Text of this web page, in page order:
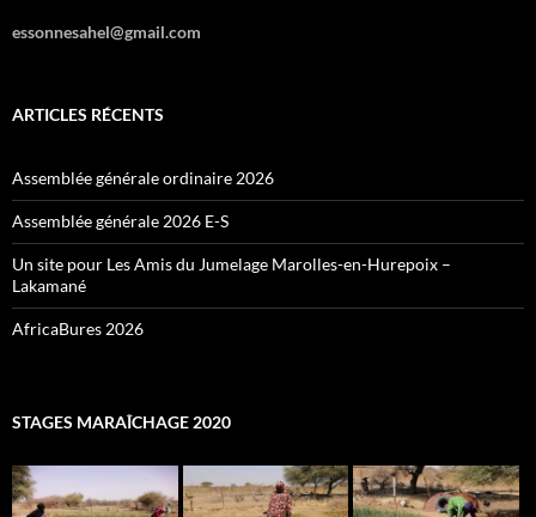
essonnesahel@gmail.com
ARTICLES RÉCENTS
Assemblée générale ordinaire 2026
Assemblée générale 2026 E-S
Un site pour Les Amis du Jumelage Marolles-en-Hurepoix –
Lakamané
AfricaBures 2026
STAGES MARAÎCHAGE 2020